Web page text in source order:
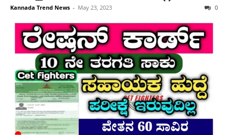
Kannada Trend News - May 23, 2023 0